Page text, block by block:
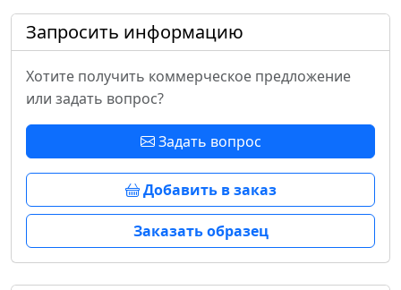
Запросить информацию
Хотите получить коммерческое предложение
или задать вопрос?
Задать вопрос
Добавить в заказ
Заказать образец